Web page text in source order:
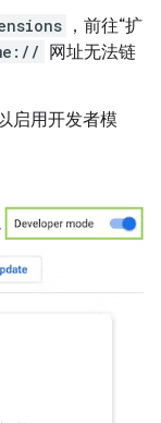
，前往“扩
网址无法链
启用开发者模